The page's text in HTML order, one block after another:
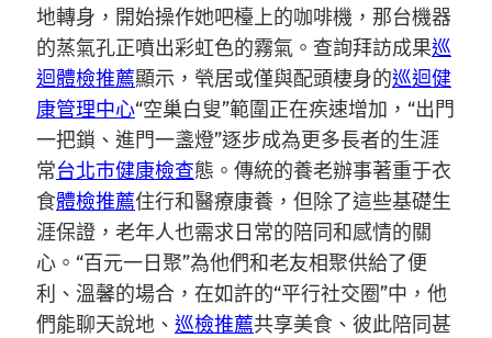
地轉身，開始操作她吧檯上的咖啡機，那台機器
的蒸氣孔正噴出彩虹色的霧氣。查詢拜訪成果巡
迴體檢推薦顯示，煢居或僅與配頭棲身的巡迴健
康管理中心“空巢白叟”範圍正在疾速增加，“出門
一把鎖、進門一盞燈”逐步成為更多長者的生涯
常台北巿健康檢查態。傳統的養老辦事著重于衣
食體檢推薦住行和醫療康養，但除了這些基礎生
涯保證，老年人也需求日常的陪同和感情的關
心。“百元一日聚”為他們和老友相聚供給了便
利、溫馨的場合，在如許的“平行社交圈”中，他
們能聊天說地、 巡檢推薦共享美食、彼此陪同甚